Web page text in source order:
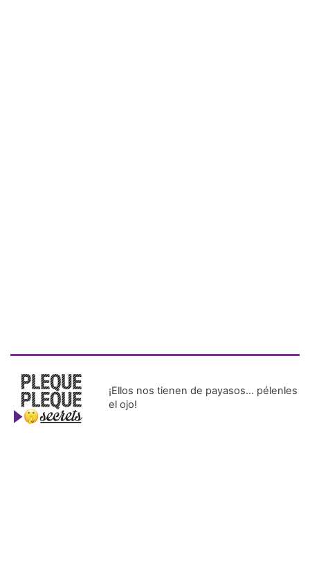
¡Ellos nos tienen de payasos… pélenles
el ojo!